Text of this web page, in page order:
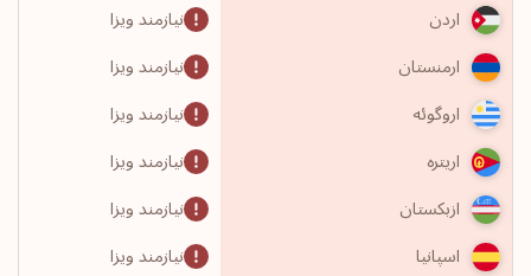
اردن
نیازمند ویزا
ارمنستان
نیازمند ویزا
اروگوئه
نیازمند ویزا
اریتره
نیازمند ویزا
ازبکستان
نیازمند ویزا
اسپانیا
نیازمند ویزا